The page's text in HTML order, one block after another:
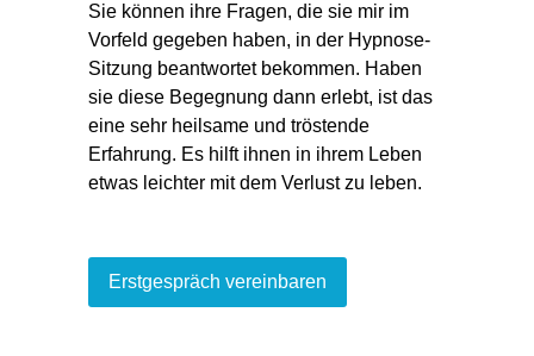
Sie können ihre Fragen, die sie mir im
Vorfeld gegeben haben, in der Hypnose-
Sitzung beantwortet bekommen. Haben
sie diese Begegnung dann erlebt, ist das
eine sehr heilsame und tröstende
Erfahrung. Es hilft ihnen in ihrem Leben
etwas leichter mit dem Verlust zu leben.
Erstgespräch vereinbaren